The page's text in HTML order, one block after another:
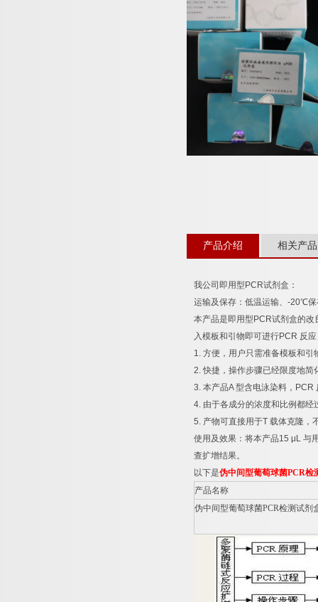
产品介绍 相关产品
我公司即用型 PCR试剂盒：
运输及保存：低温运输、 -20℃
本产品是即用型 PCR试剂盒的改
入模板和引物即可进行PCR 反
1. 方便，用户只需准备模板和引
2.快捷，操作步骤已经限度地简
3. 本产品A型含电泳染料， PCR
4. 由于各成分的浓度和比例都
5. 产物可直接用于T 载体克隆，
使用及效果：将本产品15 μL 与
查扩增结果。
以下是伪中间型葡萄球菌PCR检
产品名称
伪中间型葡萄球菌PCR检测试剂